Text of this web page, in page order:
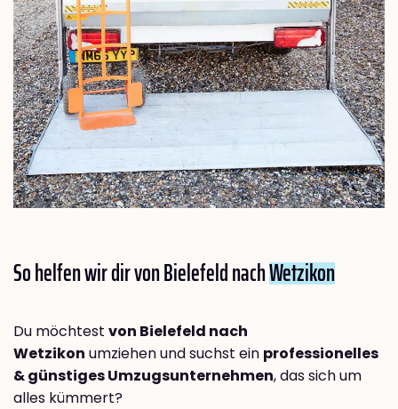
So helfen wir dir von Bielefeld nachWetzikon
Du möchtest von Bielefeld nach
Wetzikon umziehen und suchst ein professionelles
& günstiges Umzugsunternehmen, das sich um
alles kümmert?